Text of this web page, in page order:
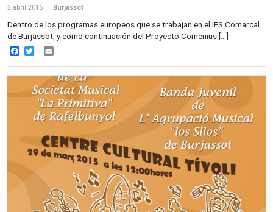
2 abril 2015 | Burjassot
Dentro de los programas europeos que se trabajan en el IES Comarcal
de Burjassot, y como continuación del Proyecto Comenius […]
Facebook
Twitter